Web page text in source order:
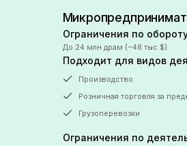
Ограничения по
До 24 млн драм (~48 тыс $)
Подходит для видов
Производство
Розничная торговля за
Грузоперевозки
Ограничения по